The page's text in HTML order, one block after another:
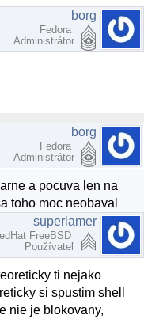
borg
Fedora
Administrátor
borg
Fedora
Administrátor
a pocuva len na
toho moc neobaval
superlamer
FreeBSD
Používateľ
ti nejako
si spustim shell
nie je blokovany,